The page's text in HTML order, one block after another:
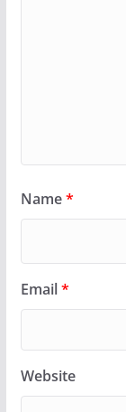
Name*
Email*
Website